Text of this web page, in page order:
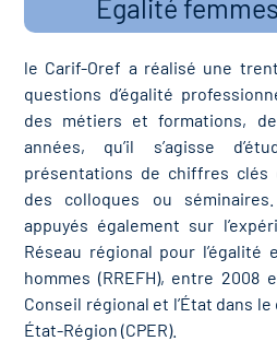
Egalité
le Carif-Oref a réalisé une
questions d’égalité
des métiers et formations,
années, qu’il s’agisse
présentations de chiffres clés
des colloques ou
appuyés également sur
Réseau régional pour
hommes (RREFH), entre 2008
Conseil régional et l’État dans
État-Région (CPER).